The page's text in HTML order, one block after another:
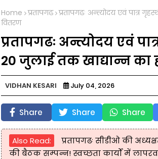
Home प्रतापगढ प्रतापगढः अन्त्योदय एवं पात्र
वितरण
प्रतापगढः अन्त्योदय एवं
20 जुलाई तक खाद्यान्न का
VIDHAN KESARI July 04, 2026
Share Share Share
Also Read:
प्रतापगढः सीडीओ की
की बैठक सम्पन्न! स्वच्छता कार्यों में